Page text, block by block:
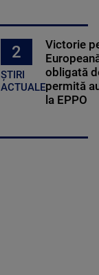
2
ȘTIRI
ACTUALE
Victorie
obligată
permită
la EPPO